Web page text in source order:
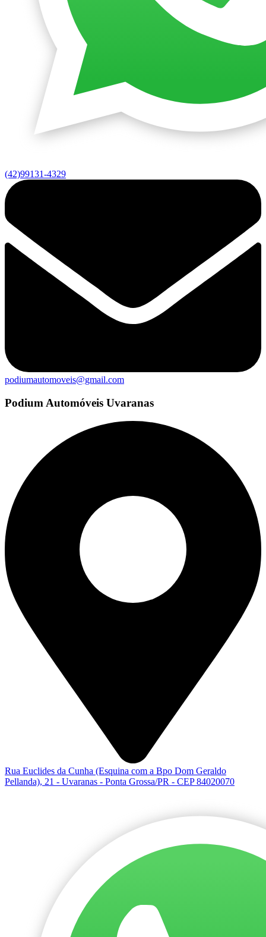
(42)99131-4329
podiumautomoveis@gmail.com
Podium Automóveis Uvaranas
Rua Euclides da Cunha (Esquina com a Bpo Dom Geraldo
Pellanda), 21 - Uvaranas - Ponta Grossa/PR - CEP 84020070